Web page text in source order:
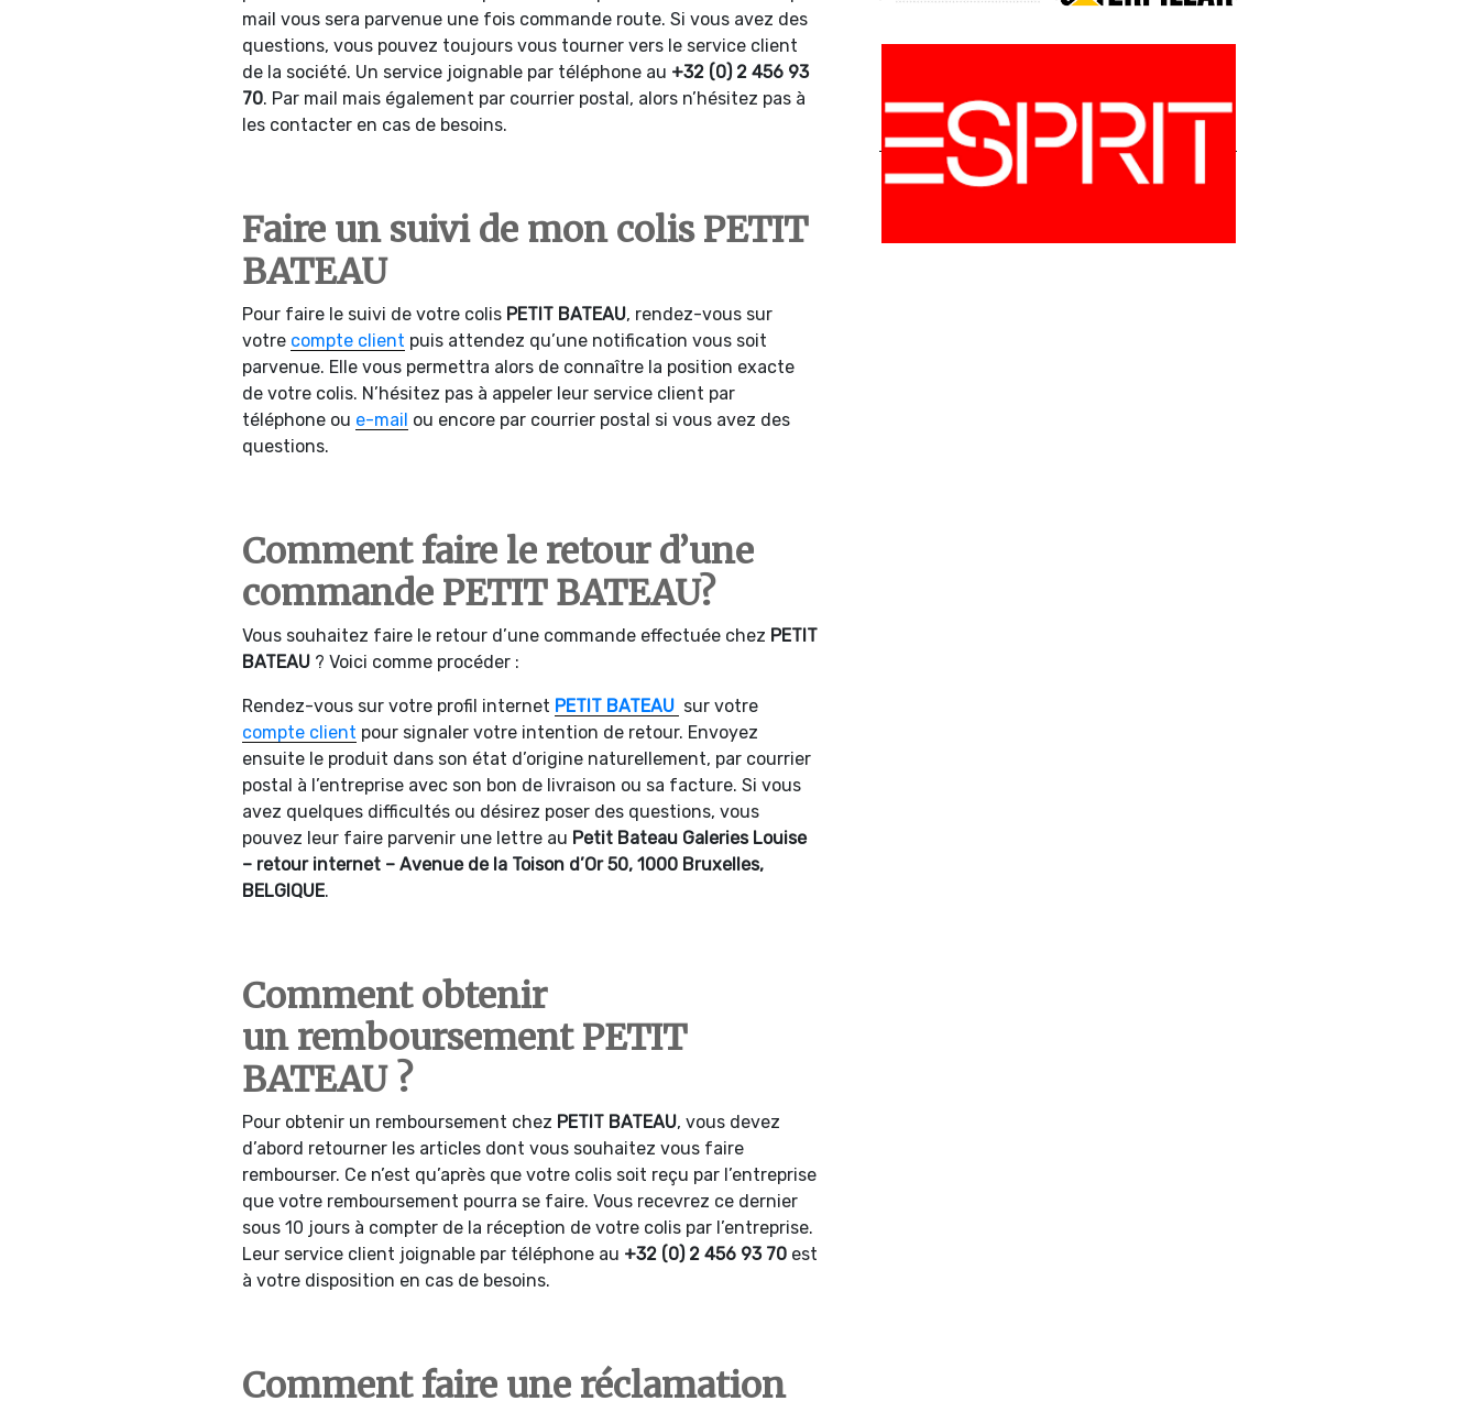
mail vous sera parvenue une fois commande route. Si vous avez des
questions, vous pouvez toujours vous tourner vers le service client
de la société. Un service joignable par téléphone au +32 (0) 2 456 93
70. Par mail mais également par courrier postal, alors n’hésitez pas à
les contacter en cas de besoins.
Faire un suivi de mon colis PETIT
BATEAU
Pour faire le suivi de votre colis PETIT BATEAU, rendez-vous sur
votre compte client puis attendez qu’une notification vous soit
parvenue. Elle vous permettra alors de connaître la position exacte
de votre colis. N’hésitez pas à appeler leur service client par
téléphone ou e-mail ou encore par courrier postal si vous avez des
questions.
Comment faire le retour d’une
commande PETIT BATEAU?
Vous souhaitez faire le retour d’une commande effectuée chez PETIT
BATEAU ? Voici comme procéder :
Rendez-vous sur votre profil internet PETIT BATEAU sur votre
compte client pour signaler votre intention de retour. Envoyez
ensuite le produit dans son état d’origine naturellement, par courrier
postal à l’entreprise avec son bon de livraison ou sa facture. Si vous
avez quelques difficultés ou désirez poser des questions, vous
pouvez leur faire parvenir une lettre au Petit Bateau Galeries Louise
– retour internet – Avenue de la Toison d’Or 50, 1000 Bruxelles,
BELGIQUE.
Comment obtenir
un remboursement PETIT
BATEAU ?
Pour obtenir un remboursement chez PETIT BATEAU, vous devez
d’abord retourner les articles dont vous souhaitez vous faire
rembourser. Ce n’est qu’après que votre colis soit reçu par l’entreprise
que votre remboursement pourra se faire. Vous recevrez ce dernier
sous 10 jours à compter de la réception de votre colis par l’entreprise.
Leur service client joignable par téléphone au +32 (0) 2 456 93 70 est
à votre disposition en cas de besoins.
Comment faire une réclamation